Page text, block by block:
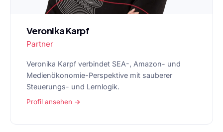
Veronika Karpf
Partner
Veronika Karpf verbindet SEA-, Amazon- und
Medienökonomie-Perspektive mit sauberer
Steuerungs- und Lernlogik.
Profil ansehen →